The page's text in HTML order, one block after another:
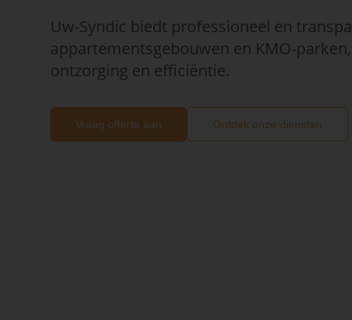
Uw-Syndic biedt professioneel en
appartementsgebouwen en KMO-
ontzorging en efficiëntie.
Vraag offerte aan Ontdek onze diensten